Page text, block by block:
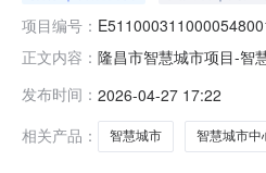
项目编号：
正文内容： 隆昌市智慧城市项目-智
具备有效的安全生产许
颁发的电子与智能化工
发布时间： 2026-04-27 17:22
相关产品：
智慧城市 智慧城市中